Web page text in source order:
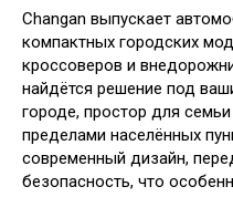
Changan выпускает
компактных городских
кроссоверов и
найдётся решение под
городе, простор для
пределами населённых
современный дизайн,
безопасность, что